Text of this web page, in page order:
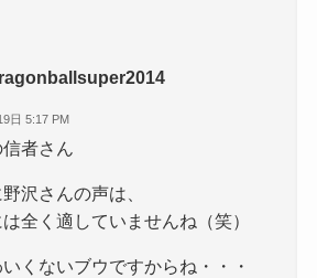
日 5:17 PM
者さん
沢さんの声は、
全く適していませんね（笑）
くないブウですからね・・・